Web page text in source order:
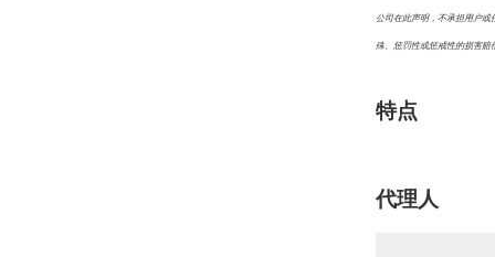
公司在此声明，不承担用户
殊、惩罚性或惩戒性的损害赔
特点
代理人